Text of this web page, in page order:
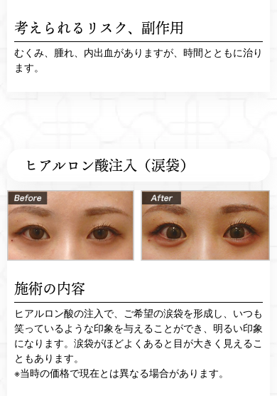
考えられるリスク、 副作用
むくみ、腫れ、内出血がありますが、時間とともに治り
ます。
ヒアルロン酸注入（涙袋）
施術の内容
ヒアルロン酸の注入で、ご希望の涙袋を形成し、いつも
笑っているような印象を与えることができ、明るい印象
になります。涙袋がほどよくあると目が大きく見えるこ
ともあります。
※当時の価格で現在とは異なる場合があります。